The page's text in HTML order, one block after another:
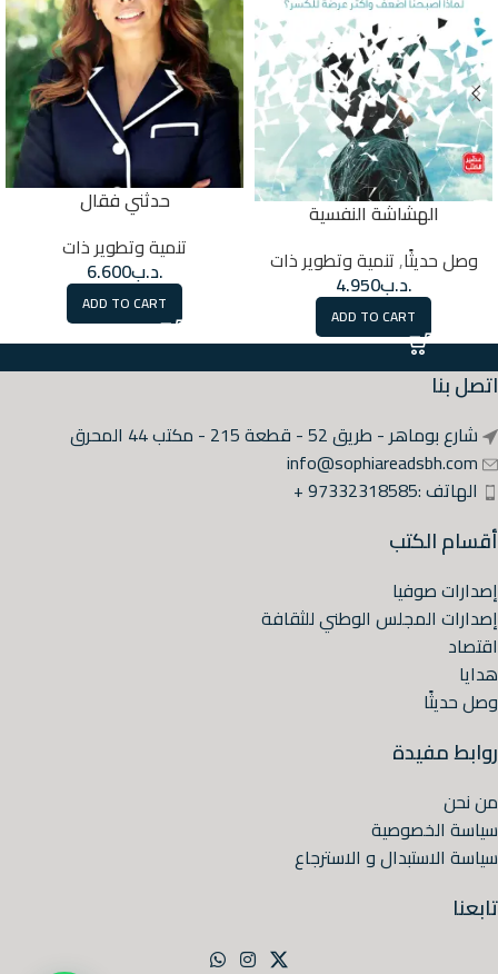
الهشاشة النفسية
وصل حديثًا,تنمية وتطوير ذات
.د.ب4.950
ADD TO CART
حدثني فقال
تنمية وتطوير ذات
.د.ب6.600
ADD TO CART
اتصل بنا
شارع بوماهر - طريق 52 - قطعة 215 - مكتب 44 المحرق
info@sophiareadsbh.com
الهاتف :97332318585 +
أقسام الكتب
إصدارات صوفيا
إصدارات المجلس الوطني للثقافة
اقتصاد
هدايا
وصل حديثًا
روابط مفيدة
من نحن
سياسة الخصوصية
سياسة الاستبدال و الاسترجاع
تابعنا